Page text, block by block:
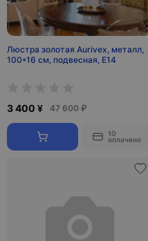
Люстра золотая Aurivex, металл,
100*16 см, подвесная, Е14
3 400 ¥ 47 600 ₽
10
оплачено